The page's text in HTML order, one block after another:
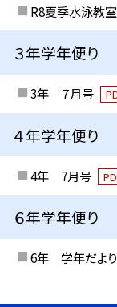
R8夏季水泳教
３年学年便り
3年 ７月号
４年学年便り
4年 7月号
６年学年便り
6年 学年だよ